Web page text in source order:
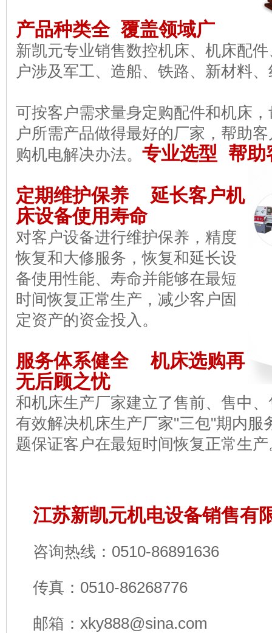
产品种类全 覆盖领域广
新凯元专业销售数控机床、机床配
户涉及军工、造船、铁路、新材料
可按客户需求量身定购配件和机床
户所需产品做得最好的厂家，帮助
购机电解决办法。 专业选型 帮助
定期维护保养 延长客户机
床设备使用寿命
对客户设备进行维护保养，精度
恢复和大修服务，恢复和延长设
备使用性能、寿命并能够在最短
时间恢复正常生产，减少客户固
定资产的资金投入。
服务体系健全 机床选购再
无后顾之忧
和机床生产厂家建立了售前、售中
有效解决机床生产厂家"三包"期内服
题保证客户在最短时间恢复正常生产
江苏新凯元机电设备销售有
咨询热线：0510-86891636
传真：0510-86268776
邮箱：xky888@sina.com